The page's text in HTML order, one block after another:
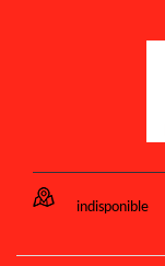
indisponible